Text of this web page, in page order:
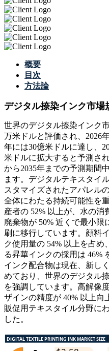
概要
目次
方法論
デジタル捺染インク市場
世界のデジタル捺染インク
万米ドルと評価され、2026
年には30億米ドルに達し、
米ドルに拡大すると予測さ
から2035年までの予測期間
ます。デジタルテキスタイ
スタマイズされたアパレル
全体にわたる持続可能性を
産者の 52% 以上が、水の消
廃棄物が 50% 近くで最小
刷に移行しています。顔料
ク使用量の 54% 以上を占
る昇華インクの採用は 46%
インク配合物は現在、新し
めており、世界のデジタル
を強調しています。高解像
ザインの精度が 40% 以上向
販促用テキスタイル分野に
した。